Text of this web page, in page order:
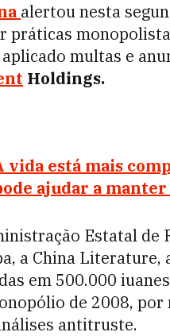
alertou nesta
práticas
multas e
Holdings.
vida está mais
ajudar a
Estatal de
a China Literature,
em 500.000
de 2008, por
antitruste.